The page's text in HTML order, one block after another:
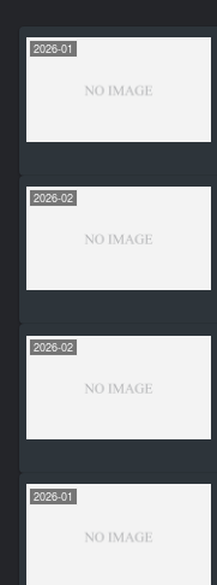
2026-01
2026-02
2026-02
2026-01